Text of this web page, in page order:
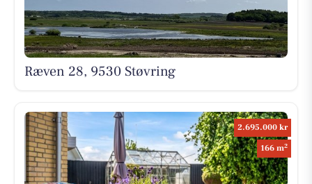
Ræven 28, 9530 Støvring
2.695.000 kr
166 m2